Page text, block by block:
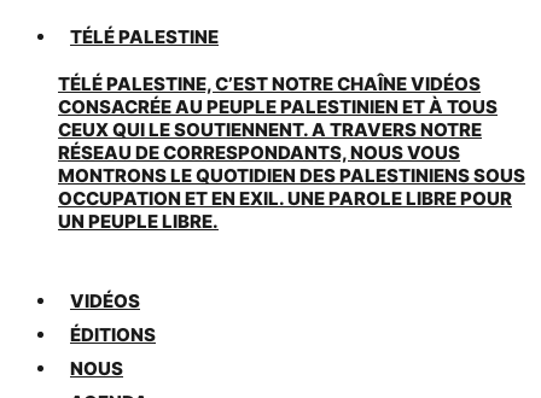
TÉLÉ PALESTINE
TÉLÉ PALESTINE, C’EST NOTRE CHAÎNE VIDÉOS
CONSACRÉE AU PEUPLE PALESTINIEN ET À TOUS
CEUX QUI LE SOUTIENNENT. A TRAVERS NOTRE
RÉSEAU DE CORRESPONDANTS, NOUS VOUS
MONTRONS LE QUOTIDIEN DES PALESTINIENS SOUS
OCCUPATION ET EN EXIL. UNE PAROLE LIBRE POUR
UN PEUPLE LIBRE.
VIDÉOS
ÉDITIONS
NOUS